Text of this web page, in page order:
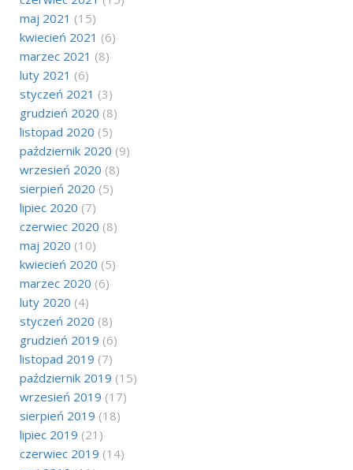
maj 2021 (15)
kwiecień 2021 (6)
marzec 2021 (8)
luty 2021 (6)
styczeń 2021 (3)
grudzień 2020 (8)
listopad 2020 (5)
październik 2020 (9)
wrzesień 2020 (8)
sierpień 2020 (5)
lipiec 2020 (7)
czerwiec 2020 (8)
maj 2020 (10)
kwiecień 2020 (5)
marzec 2020 (6)
luty 2020 (4)
styczeń 2020 (8)
grudzień 2019 (6)
listopad 2019 (7)
październik 2019 (15)
wrzesień 2019 (17)
sierpień 2019 (18)
lipiec 2019 (21)
czerwiec 2019 (14)